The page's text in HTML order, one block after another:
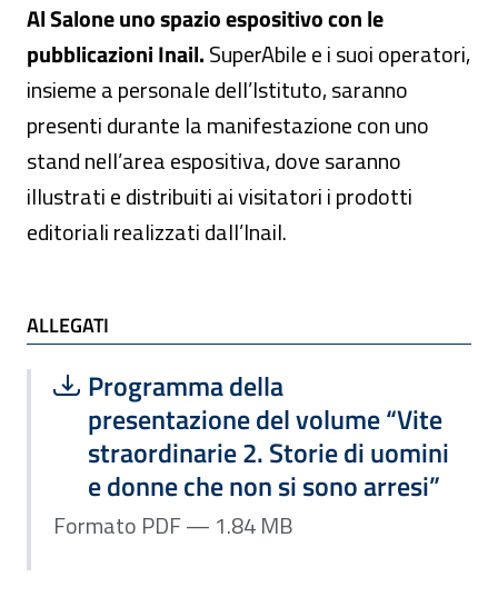
Al Salone uno spazio espositivo con le
pubblicazioni Inail.SuperAbile e i suoi operatori,
insieme a personale dell’Istituto, saranno
presenti durante la manifestazione con uno
stand nell’area espositiva, dove saranno
illustrati e distribuiti ai visitatori i prodotti
editoriali realizzati dall’Inail.
ALLEGATI
ALLEGATI
Scarica file:
Programma della
presentazione del volume “Vite
straordinarie 2. Storie di uomini
e donne che non si sono arresi”
Formato PDF — Dimensione 1.84 MB
Formato PDF — 1.84 MB